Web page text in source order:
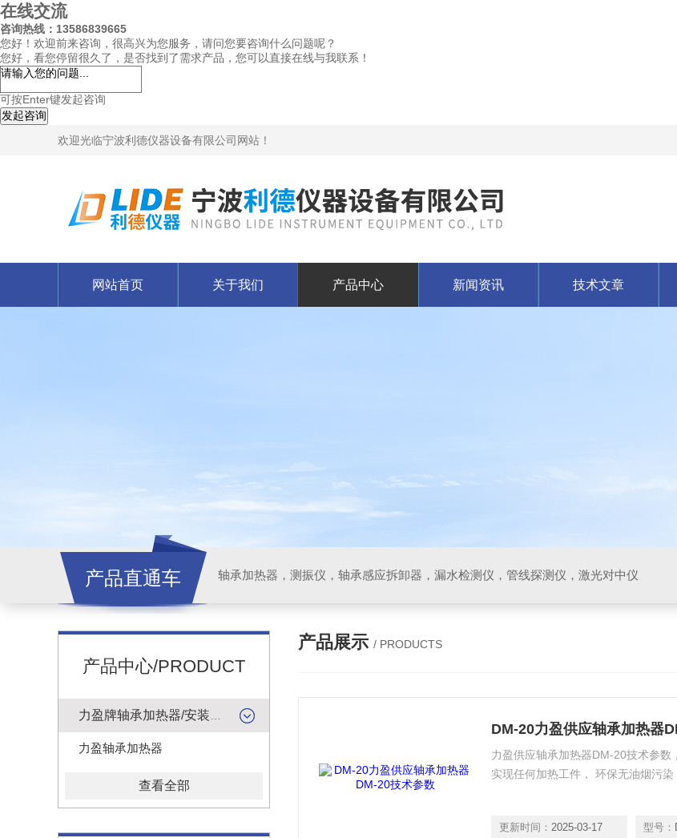
在线交流
咨询热线：13586839665
您好！欢迎前来咨询，很高兴为您服务，请问您要咨询什么问题呢？
您好，看您停留很久了，是否找到了需求产品，您可以直接在线与我联系！
可按Enter键发起咨询
发起咨询
欢迎光临宁波利德仪器设备有限公司网站！
网站首页 关于我们 产品中心 新闻资讯 技术文章
产品直通车 轴承加热器，测振仪，轴承感应拆卸器，漏水检测仪，管线探测仪，激光对中仪
产品中心/PRODUCT
力盈轴承加热器
查看全部
产品展示 / PRODUCTS
DM-20力盈供应轴承加热器
力盈供应轴承加热器DM-20技术参数
实现任何加热工件， 环保无油烟污染
更新时间： 2025-03-17 型号：